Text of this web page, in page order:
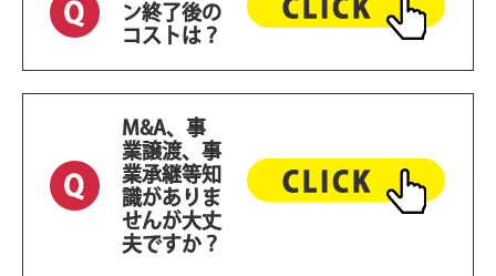
ン終了後の
コストは？
M&A、事
業譲渡、事
業承継等知
識がありま
せんが大丈
夫ですか？